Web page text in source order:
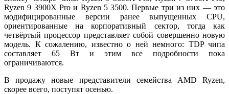
Ryzen 9 3900X Pro и Ryzen 5 3500. Первые три из них — это
модифицированные версии ранее выпущенных CPU,
ориентированные на корпоративный сектор, тогда как
четвёртый процессор представляет собой совершенно новую
модель. К сожалению, известно о ней немного: TDP чипа
составляет 65 Вт и этим все подробности пока
ограничиваются.
В продажу новые представители семейства AMD Ryzen,
скорее всего, поступят осенью.